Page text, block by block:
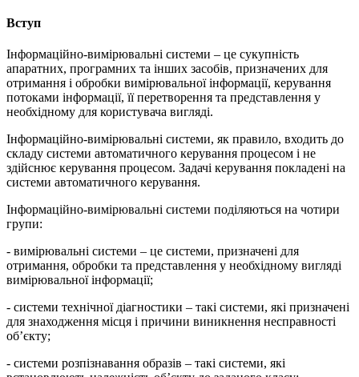
Вступ
Інформаційно-вимірювальні системи – це сукупність
апаратних, програмних та інших засобів, призначених для
отримання і обробки вимірювальної інформації, керування
потоками інформації, її перетворення та представлення у
необхідному для користувача вигляді.
Інформаційно-вимірювальні системи, як правило, входить до
складу системи автоматичного керування процесом і не
здійснює керування процесом. Задачі керування покладені на
системи автоматичного керування.
Інформаційно-вимірювальні системи поділяються на чотири
групи:
- вимірювальні системи – це системи, призначені для
отримання, обробки та представлення у необхідному вигляді
вимірювальної інформації;
- системи технічної діагностики – такі системи, які призначені
для знаходження місця і причини виникнення несправності
об’єкту;
- системи розпізнавання образів – такі системи, які